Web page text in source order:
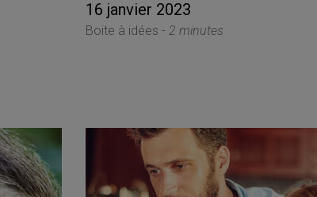
16 janvier 2023
Boite à idées - 2 minutes